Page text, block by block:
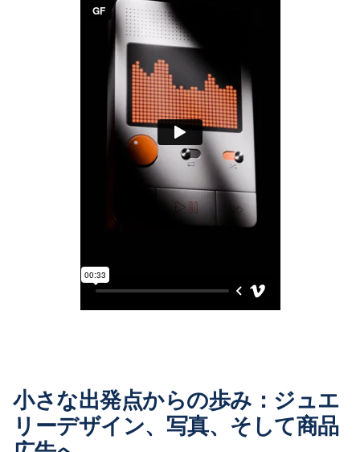
小さな出発点からの歩み：ジュエ
リーデザイン、写真、そして商品